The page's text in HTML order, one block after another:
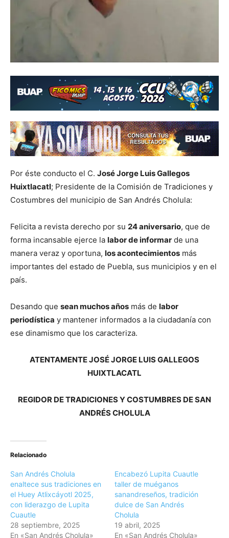
Por éste conducto el C. José Jorge Luis Gallegos
Huixtlacatl; Presidente de la Comisión de Tradiciones y
Costumbres del municipio de San Andrés Cholula:
Felicita a revista derecho por su 24 aniversario, que de
forma incansable ejerce la labor de informar de una
manera veraz y oportuna, los acontecimientos más
importantes del estado de Puebla, sus municipios y en el
país.
Desando que sean muchos años más de labor
periodística y mantener informados a la ciudadanía con
ese dinamismo que los caracteriza.
ATENTAMENTEJOSÉ JORGE LUIS GALLEGOS
HUIXTLACATL
REGIDOR DE TRADICIONES Y COSTUMBRES DE SAN
ANDRÉS CHOLULA
Relacionado
San Andrés Cholula
enaltece sus tradiciones en
el Huey Atlixcáyotl 2025,
con liderazgo de Lupita
Cuautle
28 septiembre, 2025
En «San Andrés Cholula»
Encabezó Lupita Cuautle
taller de muéganos
sanandreseños, tradición
dulce de San Andrés
Cholula
19 abril, 2025
En «San Andrés Cholula»